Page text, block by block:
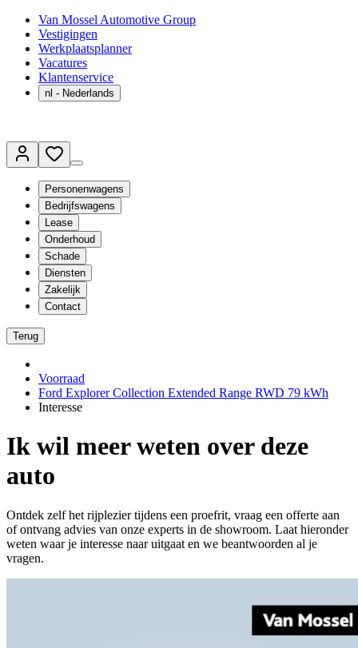
Van Mossel Automotive Group
Vestigingen
Werkplaatsplanner
Vacatures
Klantenservice
nl - Nederlands
Personenwagens
Bedrijfswagens
Lease
Onderhoud
Schade
Diensten
Zakelijk
Contact
Terug
Voorraad
Ford Explorer Collection Extended Range RWD 79 kWh
Interesse
Ik wil meer weten over deze
auto
Ontdek zelf het rijplezier tijdens een proefrit, vraag een offerte aan
of ontvang advies van onze experts in de showroom. Laat hieronder
weten waar je interesse naar uitgaat en we beantwoorden al je
vragen.